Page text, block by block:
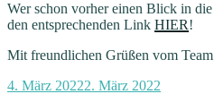
Wer schon vorher einen Blick in
den entsprechenden Link HIER!
Mit freundlichen Grüßen vom
Veröffentlicht
4. März 20222. März 2022